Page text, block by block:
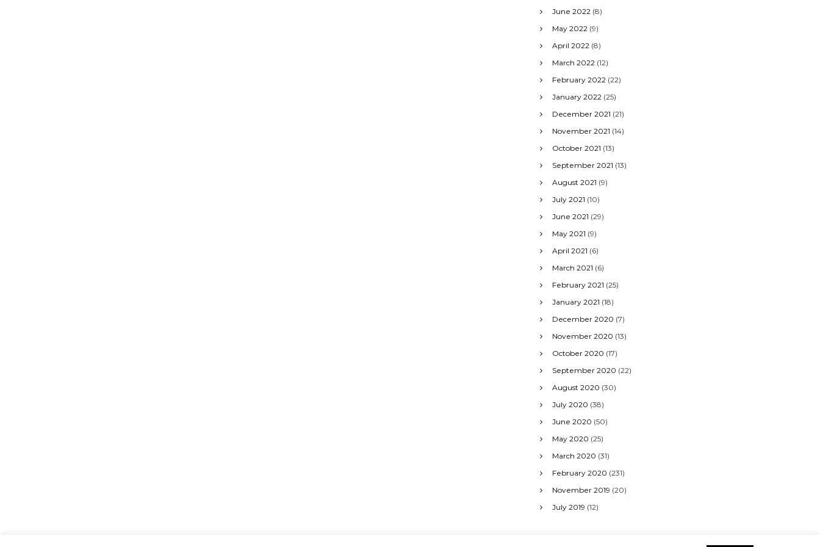
June 2022 (8)
May 2022 (9)
April 2022 (8)
March 2022 (12)
February 2022 (22)
January 2022 (25)
December 2021 (21)
November 2021 (14)
October 2021 (13)
September 2021 (13)
August 2021 (9)
July 2021 (10)
June 2021 (29)
May 2021 (9)
April 2021 (6)
March 2021 (6)
February 2021 (25)
January 2021 (18)
December 2020 (7)
November 2020 (13)
October 2020 (17)
September 2020 (22)
August 2020 (30)
July 2020 (38)
June 2020 (50)
May 2020 (25)
March 2020 (31)
February 2020 (231)
November 2019 (20)
July 2019 (12)